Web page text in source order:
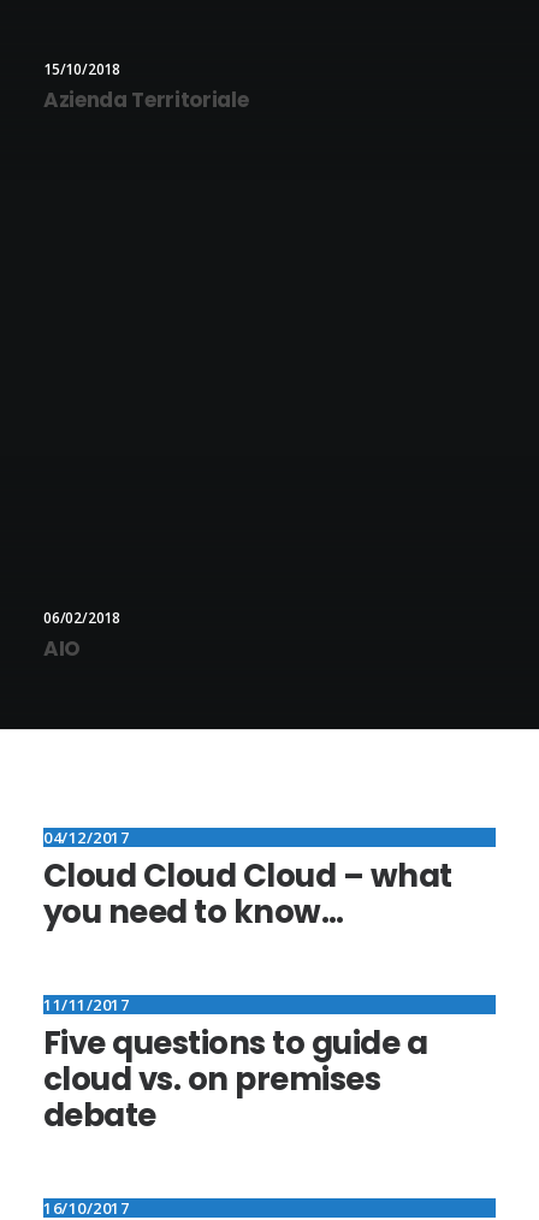
15/10/2018
Azienda Territoriale
06/02/2018
AIO
04/12/2017
Cloud Cloud Cloud – what
you need to know…
11/11/2017
Five questions to guide a
cloud vs. on premises
debate
16/10/2017